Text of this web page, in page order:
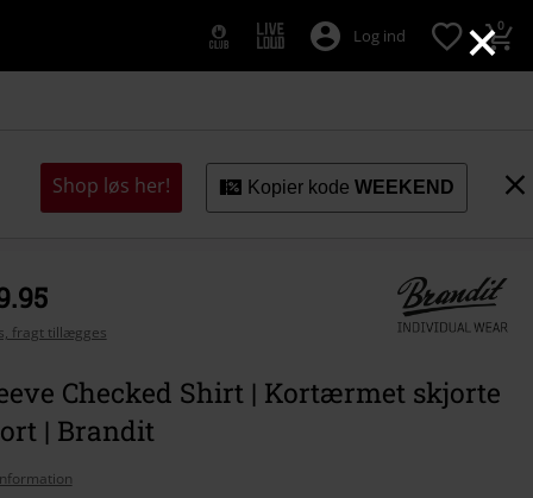
×
Log ind 0
Shop løs her! Kopier kode WEEKEND
fragt tillægges
Checked Shirt | Kortærmet skjorte
| Brandit